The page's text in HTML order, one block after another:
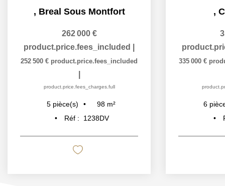
, Breal Sous Montfort
262 000 €
product.price.fees_included
252 500 € product.price.fees_included
product.price.fees_charges.full
5 pièce(s) 98 m²
Réf :
1238DV
,
335 000 €
6